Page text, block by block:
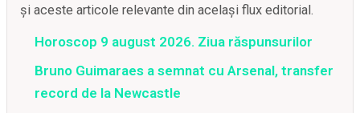
și aceste articole relevante din același flux editorial.
Horoscop 9 august 2026. Ziua răspunsurilor
Bruno Guimaraes a semnat cu Arsenal, transfer
record de la Newcastle